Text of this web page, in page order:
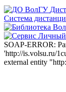
Система
SOAP-ERROR:
'http://is.volsu.ru/
external entity